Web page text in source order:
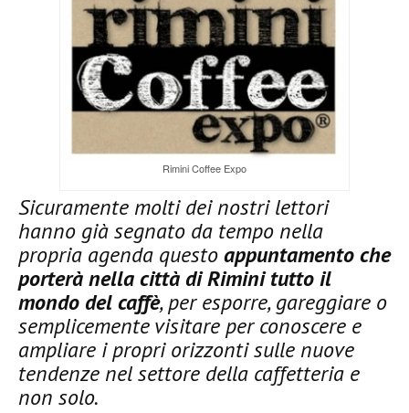
Rimini Coffee Expo
Sicuramente molti dei nostri lettori
hanno già segnato da tempo nella
propria agenda questoappuntamento che
porterà nella città di Rimini tutto il
mondo del caffè, per esporre, gareggiare o
semplicemente visitare per conoscere e
ampliare i propri orizzonti sulle nuove
tendenze nel settore della caffetteria e
non solo.